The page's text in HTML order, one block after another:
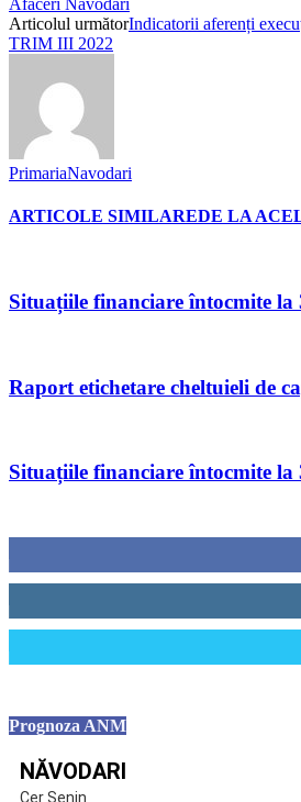
Articolul următorIndicatorii aferenți
TRIM III 2022
PrimariaNavodari
ARTICOLE SIMILAREDE LA
Situațiile financiare întocmite la
Raport etichetare cheltuieli de
Situațiile financiare întocmite la
Prognoza ANM
NĂVODARI
Cer Senin